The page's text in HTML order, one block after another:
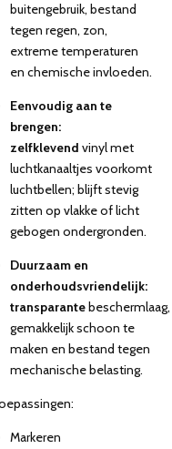
buitengebruik, bestand
tegen regen, zon,
extreme temperaturen
en chemische invloeden.
Eenvoudig aan te
brengen:
zelfklevend vinyl met
luchtkanaaltjes voorkomt
luchtbellen; blijft stevig
zitten op vlakke of licht
gebogen ondergronden.
Duurzaam en
onderhoudsvriendelijk:
transparantebeschermlaag,
gemakkelijk schoon te
maken en bestand tegen
mechanische belasting.
Markeren